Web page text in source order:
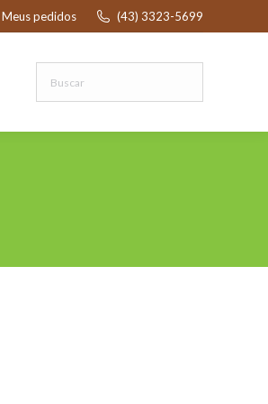
Meus pedidos (43) 3323-5699